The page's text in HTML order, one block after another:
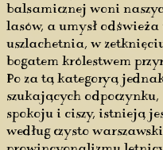
balsamicznej woni
lasów, a umysł odświeża
uszlachetnia, w
bogatem królestwem
Po za tą kategoryą
szukających odpoczynku,
spokoju i ciszy, istnieją
według czysto